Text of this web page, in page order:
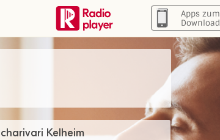
Apps zum
Download
charivari Kelheim